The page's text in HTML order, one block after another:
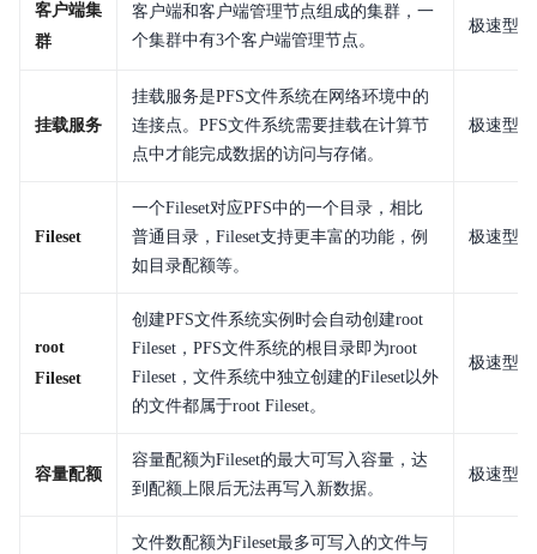
客户端集
群
客户端和客户端管理节点组成的集群，一
个集群中有3个客户端管理节点。
极速型L2
挂载服务
挂载服务是PFS文件系统在网络环境中的
连接点。PFS文件系统需要挂载在计算节
点中才能完成数据的访问与存储。
极速型L2
Fileset
一个Fileset对应PFS中的一个目录，相比
普通目录，Fileset支持更丰富的功能，例
如目录配额等。
极速型L2
root
Fileset
创建PFS文件系统实例时会自动创建root
Fileset，PFS文件系统的根目录即为root
Fileset，文件系统中独立创建的Fileset以外
的文件都属于root Fileset。
极速型L2
容量配额
容量配额为Fileset的最大可写入容量，达
到配额上限后无法再写入新数据。
极速型L2
文件数配额为Fileset最多可写入的文件与